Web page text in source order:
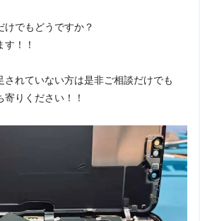
けでもどうですか？
！！
されていない方は是非ご相談だけでも
りください！！